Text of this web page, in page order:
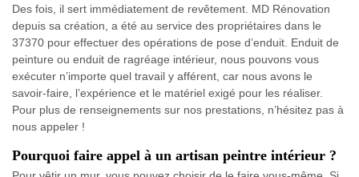
Des fois, il sert immédiatement de revêtement. MD Rénovation
depuis sa création, a été au service des propriétaires dans le
37370 pour effectuer des opérations de pose d’enduit. Enduit de
peinture ou enduit de ragréage intérieur, nous pouvons vous
exécuter n’importe quel travail y afférent, car nous avons le
savoir-faire, l’expérience et le matériel exigé pour les réaliser.
Pour plus de renseignements sur nos prestations, n’hésitez pas à
nous appeler !
Pourquoi faire appel à un artisan peintre intérieur ?